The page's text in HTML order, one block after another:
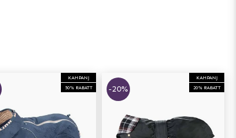
KAMPANJ
50% RABATT
KAMPANJ
20% RABATT
-20%